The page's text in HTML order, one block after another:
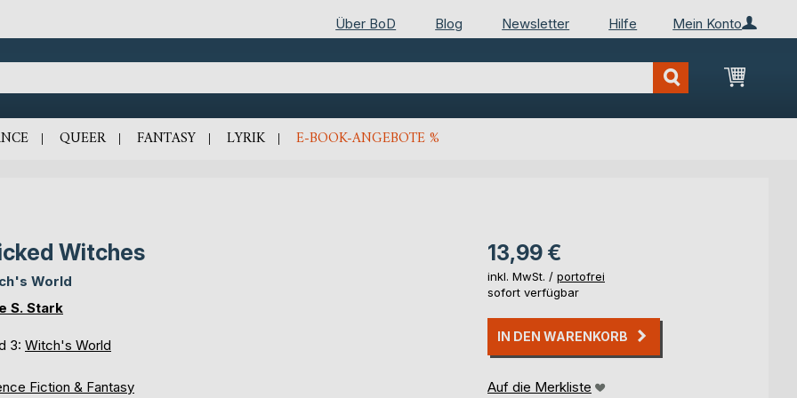
Mein Konto
Über BoD Blog Newsletter Hilfe
Mein
QUEER FANTASY LYRIK E-BOOK-ANGEBOTE %
Witches
World
S. Stark
3: Witch's World
Fiction & Fantasy
13,99 €
inkl. MwSt. / portofrei
sofort verfügbar
IN DEN WARENKORB
Auf die Merkliste